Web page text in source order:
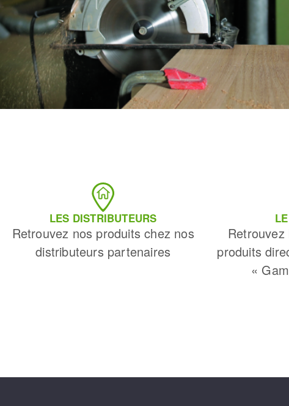
LES DISTRIBUTEURS
Retrouvez nos produits chez nos
distributeurs partenaires
Retrouvez
produits
«